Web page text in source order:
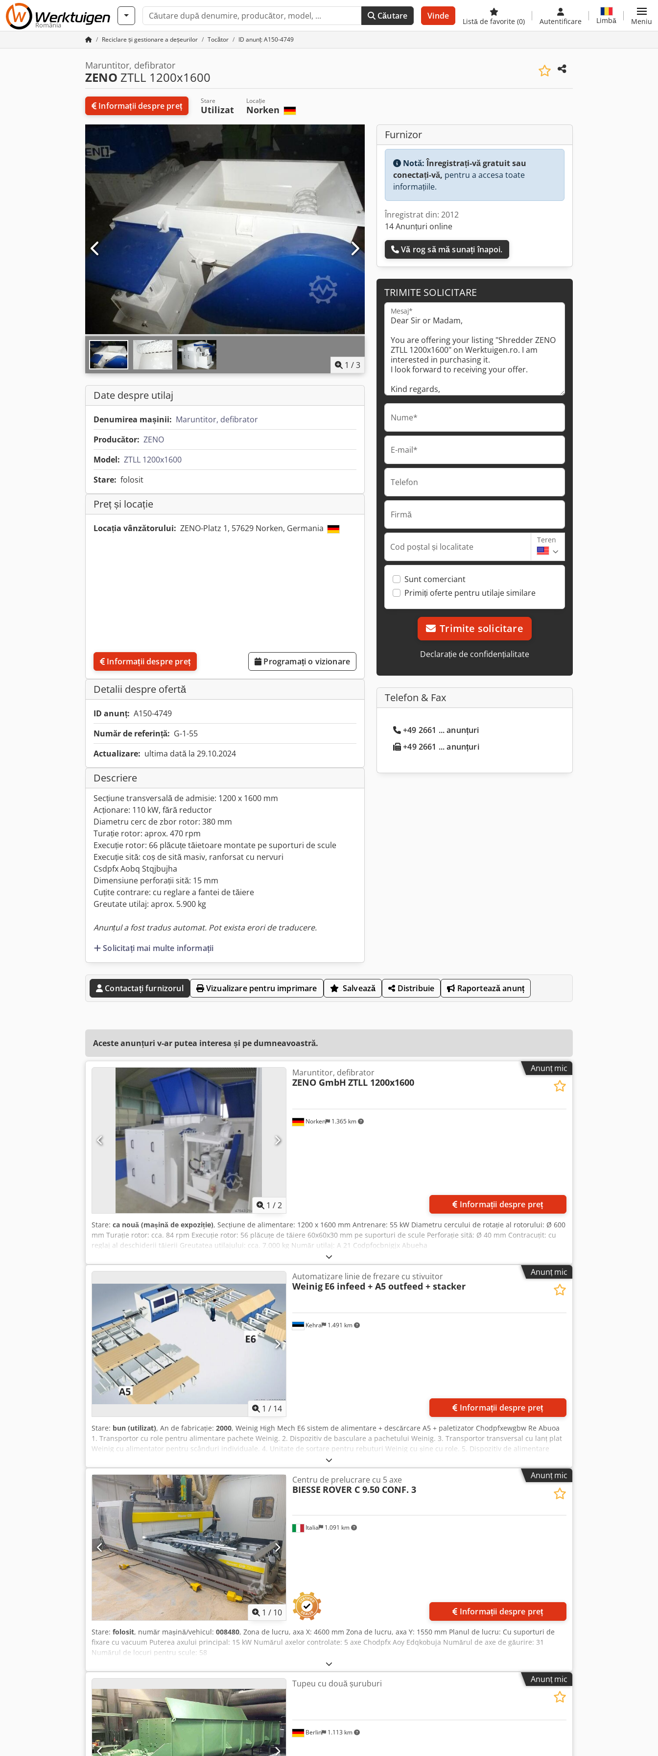
România
Căutare Vinde
Listă de favorite (0) Autentificare Limbă Meniu
Reciclare și gestionare a deșeurilor Tocător ID anunț: A150-4749
Maruntitor, defibrator
ZENO ZTLL 1200x1600
Informații despre preț Stare
Utilizat
Locație
Norken
1 /3
Date despre utilaj
Denumirea mașinii: Maruntitor, defibrator
Producător: ZENO
Model: ZTLL 1200x1600
Stare: folosit
Preț și locație
Locația vânzătorului: ZENO-Platz 1, 57629 Norken, Germania
Informații despre preț Programați o vizionare
Detalii despre ofertă
ID anunț: A150-4749
Număr de referință: G-1-55
Actualizare: ultima dată la 29.10.2024
Descriere
Secțiune transversală de admisie: 1200 x 1600 mm
Acționare: 110 kW, fără reductor
Diametru cerc de zbor rotor: 380 mm
Turație rotor: aprox. 470 rpm
Execuție rotor: 66 plăcuțe tăietoare montate pe suporturi de scule
Execuție sită: coș de sită masiv, ranforsat cu nervuri
Csdpfx Aobq Stqjbujha
Dimensiune perforații sită: 15 mm
Cuțite contrare: cu reglare a fantei de tăiere
Greutate utilaj: aprox. 5.900 kg
Anunțul a fost tradus automat. Pot exista erori de traducere.
Solicitați mai multe informații
Furnizor
Notă:Înregistrați-vă gratuit sau
conectați-vă, pentru a accesa toate
informațiile.
Înregistrat din: 2012
14 Anunțuri online
Vă rog să mă sunați înapoi.
TRIMITE SOLICITARE
Mesaj*
Nume*
E-mail*
Telefon
Firmă
Cod poștal și localitate
Teren
Sunt comerciant
Primiți oferte pentru utilaje similare
Trimite solicitare
Declarație de confidențialitate
Telefon & Fax
+49 2661 ... anunțuri
+49 2661 ... anunțuri
Contactați furnizorul Vizualizare pentru imprimare Salvează Distribuie Raportează anunț
Aceste anunțuri v-ar putea interesa și pe dumneavoastră.
Anunț mic
1 /2
Norken 1.365 km
Maruntitor, defibrator
ZENO GmbH ZTLL 1200x1600
Informații despre preț
Stare: ca nouă (mașină de expoziție), Secțiune de alimentare: 1200 x 1600 mm Antrenare: 55 kW Diametru cercului de rotație al rotorului: Ø 600
mm Turație rotor: cca. 84 rpm Execuție rotor: 56 plăcuțe de tăiere 60x60x30 mm pe suporturi de scule Perforație sită: Ø 40 mm Contracuțit: cu
reglaj al deschiderii tăierii Greutatea utilajului: cca. 7.000 kg Număr utilaj: A 21 Codpfocbnigjx Abueha
Anunț mic
1 / 14
Kehra 1.491 km
Automatizare linie de frezare cu stivuitor
Weinig E6 infeed + A5 outfeed + stacker
Informații despre preț
Stare: bun (utilizat), An de fabricație: 2000, Weinig High Mech E6 sistem de alimentare + descărcare A5 + paletizator Chodpfxewgbw Re Abuoa
1. Transportor cu role pentru alimentare pachete Weinig. 2. Dispozitiv de basculare a pachetului Weinig. 3. Transportor transversal cu lanț plat
Weinig cu alimentator pentru scânduri individuale. 4. Unitate de sortare pentru rebuturi Weinig cu șine cu role. 5. Dispozitiv de alimentare
pentru mașina de rindeluit Weinig EM814 cu alimentator cu lanț plat. 6. Transportor cu bandă de accelerare la descărcare 3 m Weinig. 7.
Transportor cu role prevăzut cu ejectoare transversale cu lanț. 8. Transportor cu bandă buffer pentru alimentare transversală Weinig. 9.
Paletizator Weinig cu lanț plat și transportor cu role cu platformă foarfecă. 10. Transportoare cu role pentru descărcare pachete Weinig.
Opțional, se poate oferi cu un sistem suplimentar de legare pachete Weinig, la cerere.
Anunț mic
1 / 10
Italia 1.091 km
Centru de prelucrare cu 5 axe
BIESSE ROVER C 9.50 CONF. 3
Informații despre preț
Stare: folosit, număr mașină/vehicul: 008480, Zona de lucru, axa X: 4600 mm Zona de lucru, axa Y: 1550 mm Planul de lucru: Cu suporturi de
fixare cu vacuum Puterea axului principal: 15 kW Numărul axelor controlate: 5 axe Chodpfx Aoy Edqkobuja Numărul de axe de găurire: 31
Numărul de locuri pentru scule: 58
Anunț mic
Berlin 1.113 km
Tupeu cu două șuruburi